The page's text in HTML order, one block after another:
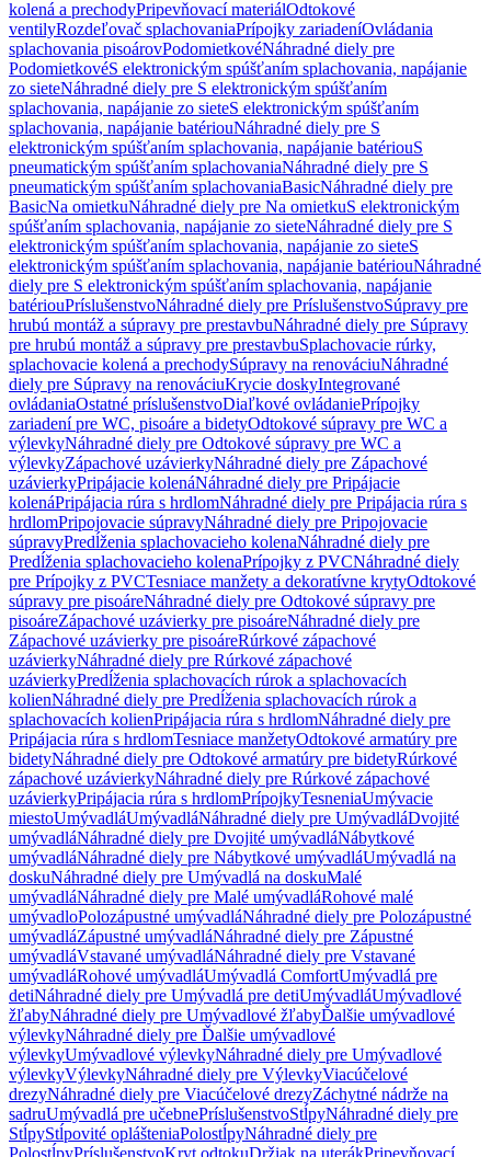
kolená a prechodyPripevňovací materiálOdtokové
ventilyRozdeľovač splachovaniaPrípojky zariadeníOvládania
splachovania pisoárovPodomietkovéNáhradné diely pre
PodomietkovéS elektronickým spúšťaním splachovania, napájanie
zo sieteNáhradné diely pre S elektronickým spúšťaním
splachovania, napájanie zo sieteS elektronickým spúšťaním
splachovania, napájanie batériouNáhradné diely pre S
elektronickým spúšťaním splachovania, napájanie batériouS
pneumatickým spúšťaním splachovaniaNáhradné diely pre S
pneumatickým spúšťaním splachovaniaBasicNáhradné diely pre
BasicNa omietkuNáhradné diely pre Na omietkuS elektronickým
spúšťaním splachovania, napájanie zo sieteNáhradné diely pre S
elektronickým spúšťaním splachovania, napájanie zo sieteS
elektronickým spúšťaním splachovania, napájanie batériouNáhradné
diely pre S elektronickým spúšťaním splachovania, napájanie
batériouPríslušenstvoNáhradné diely pre PríslušenstvoSúpravy pre
hrubú montáž a súpravy pre prestavbuNáhradné diely pre Súpravy
pre hrubú montáž a súpravy pre prestavbuSplachovacie rúrky,
splachovacie kolená a prechodySúpravy na renováciuNáhradné
diely pre Súpravy na renováciuKrycie doskyIntegrované
ovládaniaOstatné príslušenstvoDiaľkové ovládaniePrípojky
zariadení pre WC, pisoáre a bidetyOdtokové súpravy pre WC a
výlevkyNáhradné diely pre Odtokové súpravy pre WC a
výlevkyZápachové uzávierkyNáhradné diely pre Zápachové
uzávierkyPripájacie kolenáNáhradné diely pre Pripájacie
kolenáPripájacia rúra s hrdlomNáhradné diely pre Pripájacia rúra s
hrdlomPripojovacie súpravyNáhradné diely pre Pripojovacie
súpravyPredĺženia splachovacieho kolenaNáhradné diely pre
Predĺženia splachovacieho kolenaPrípojky z PVCNáhradné diely
pre Prípojky z PVCTesniace manžety a dekoratívne krytyOdtokové
súpravy pre pisoáreNáhradné diely pre Odtokové súpravy pre
pisoáreZápachové uzávierky pre pisoáreNáhradné diely pre
Zápachové uzávierky pre pisoáreRúrkové zápachové
uzávierkyNáhradné diely pre Rúrkové zápachové
uzávierkyPredĺženia splachovacích rúrok a splachovacích
kolienNáhradné diely pre Predĺženia splachovacích rúrok a
splachovacích kolienPripájacia rúra s hrdlomNáhradné diely pre
Pripájacia rúra s hrdlomTesniace manžetyOdtokové armatúry pre
bidetyNáhradné diely pre Odtokové armatúry pre bidetyRúrkové
zápachové uzávierkyNáhradné diely pre Rúrkové zápachové
uzávierkyPripájacia rúra s hrdlomPrípojkyTesneniaUmývacie
miestoUmývadláUmývadláNáhradné diely pre UmývadláDvojité
umývadláNáhradné diely pre Dvojité umývadláNábytkové
umývadláNáhradné diely pre Nábytkové umývadláUmývadlá na
doskuNáhradné diely pre Umývadlá na doskuMalé
umývadláNáhradné diely pre Malé umývadláRohové malé
umývadloPolozápustné umývadláNáhradné diely pre Polozápustné
umývadláZápustné umývadláNáhradné diely pre Zápustné
umývadláVstavané umývadláNáhradné diely pre Vstavané
umývadláRohové umývadláUmývadlá ComfortUmývadlá pre
detiNáhradné diely pre Umývadlá pre detiUmývadláUmývadlové
žľabyNáhradné diely pre Umývadlové žľabyĎalšie umývadlové
výlevkyNáhradné diely pre Ďalšie umývadlové
výlevkyUmývadlové výlevkyNáhradné diely pre Umývadlové
výlevkyVýlevkyNáhradné diely pre VýlevkyViacúčelové
drezyNáhradné diely pre Viacúčelové drezyZáchytné nádrže na
sadruUmývadlá pre učebnePríslušenstvoStĺpyNáhradné diely pre
StĺpyStĺpovité oplášteniaPolostĺpyNáhradné diely pre
PolostĺpyPríslušenstvoKryt odtokuDržiak na uterákPripevňovací